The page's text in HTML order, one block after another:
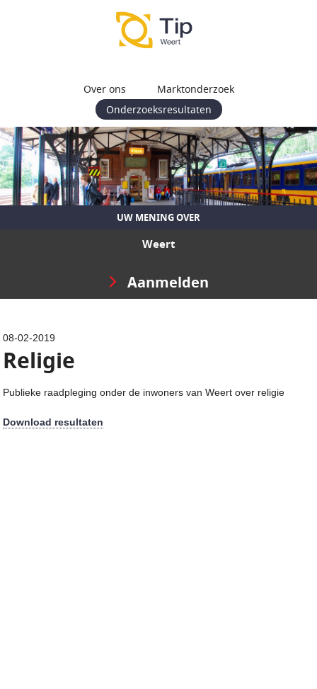
Over ons
Marktonderzoek
Onderzoeksresultaten
UW MENING OVER
Weert
Aanmelden
08-02-2019
Religie
Publieke raadpleging onder de inwoners van Weert over religie
Download resultaten